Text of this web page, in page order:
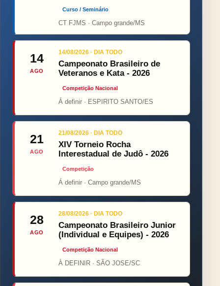
Curso / Seminário
CT FJMS · Campo grande/MS
14
AGO
14/08/2026 · DIA TODO
Campeonato Brasileiro de
Veteranos e Kata - 2026
Competição Nacional
Á definir · ESPIRITO SANTO/ES
21
AGO
21/08/2026 · DIA TODO
XIV Torneio Rocha
Interestadual de Judô - 2026
Competição
Á definir · Campo grande/MS
28
AGO
28/08/2026 · DIA TODO
Campeonato Brasileiro Junior
(Individual e Equipes) - 2026
Competição Nacional
À DEFINIR · SÃO JOSE/SC